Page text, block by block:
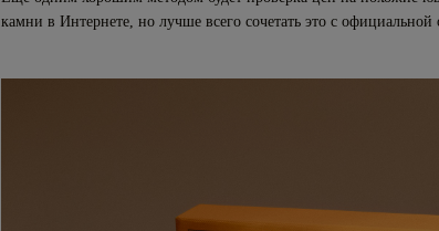
камни в Интернете, но лучше всего сочетать это с официальной